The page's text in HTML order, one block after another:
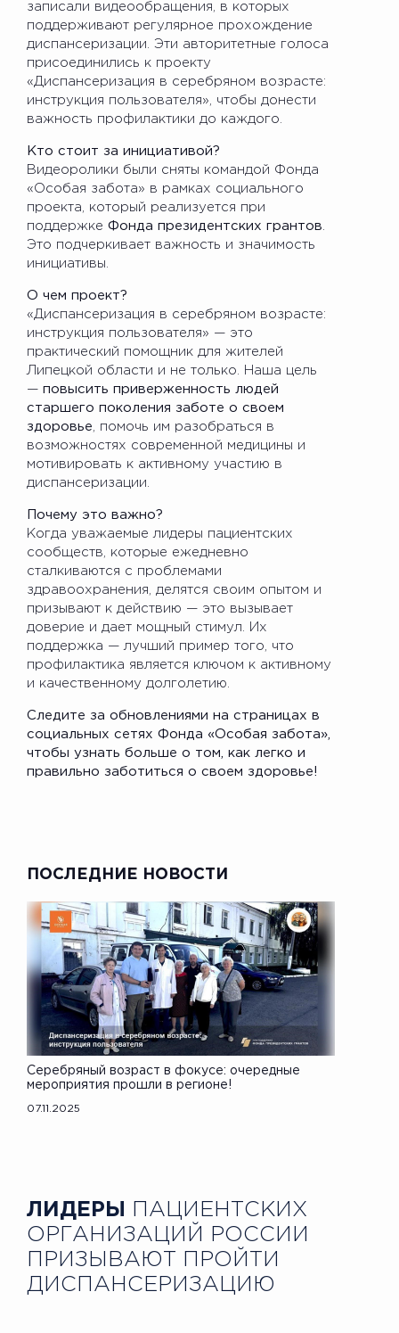
записали видеообращения, в которых
поддерживают регулярное прохождение
диспансеризации. Эти авторитетные голоса
присоединились к проекту
«Диспансеризация в серебряном возрасте:
инструкция пользователя», чтобы донести
важность профилактики до каждого.
Кто стоит за инициативой?
Видеоролики были сняты командой Фонда
«Особая забота» в рамках социального
проекта, который реализуется при
поддержке Фонда президентских грантов
Это подчеркивает важность и значимость
инициативы.
О чем проект?
«Диспансеризация в серебряном возрасте:
инструкция пользователя» — это
практический помощник для жителей
Липецкой области и не только. Наша цель
— повысить приверженность людей
старшего поколения заботе о своем
здоровье , помочь им разобраться в
возможностях современной медицины и
мотивировать к активному участию в
диспансеризации.
Почему это важно?
Когда уважаемые лидеры пациентских
сообществ, которые ежедневно
сталкиваются с проблемами
здравоохранения, делятся своим опытом и
призывают к действию — это вызывает
доверие и дает мощный стимул. Их
поддержка — лучший пример того, что
профилактика является ключом к активному
и качественному долголетию.
Следите за обновлениями на страницах в
социальных сетях Фонда «Особая забота»,
чтобы узнать больше о том, как легко и
правильно заботиться о своем здоровье!
ПОСЛЕДНИЕ НОВОСТИ
Серебряный возраст в фокусе: очередные
мероприятия прошли в регионе!
07.11.2025
ЛИДЕРЫ
ПАЦИЕНТСКИХ
ОРГАНИЗАЦИЙ РОССИИ
ПРИЗЫВАЮТ ПРОЙТИ
ДИСПАНСЕРИЗАЦИЮ